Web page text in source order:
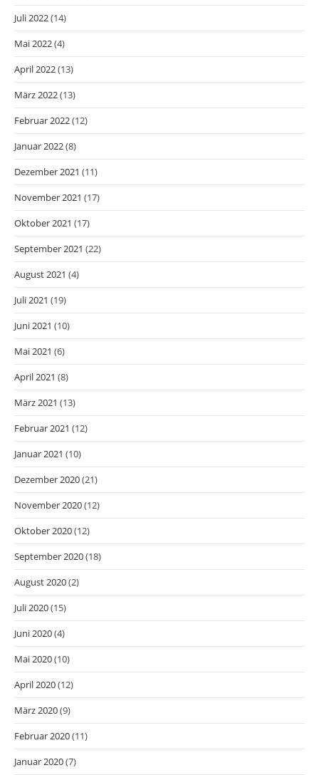
Juli 2022(14)
Mai 2022(4)
April 2022(13)
März 2022(13)
Februar 2022(12)
Januar 2022(8)
Dezember 2021 (11)
November 2021 (17)
Oktober 2021 (17)
September 2021 (22)
August 2021 (4)
Juli 2021 (19)
Juni 2021 (10)
Mai 2021 (6)
April 2021 (8)
März 2021 (13)
Februar 2021 (12)
Januar 2021 (10)
Dezember 2020(21)
November 2020(12)
Oktober 2020(12)
September 2020(18)
August 2020(2)
Juli 2020(15)
Juni 2020(4)
Mai 2020(10)
April 2020(12)
März 2020(9)
Februar 2020(11)
Januar 2020(7)